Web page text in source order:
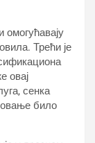
омогућавају
Трећи је
овај
сенка
било